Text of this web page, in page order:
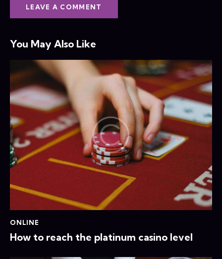
You May Also Like
ONLINE
How to reach the platinum casino level